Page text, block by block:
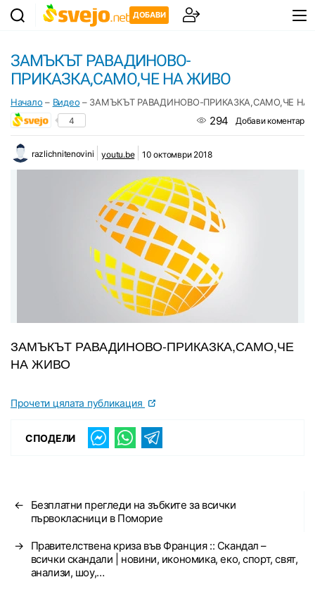
ДОБАВИ
ЗАМЪКЪТ РАВАДИНОВО-
ПРИКАЗКА,САМО,ЧЕ НА ЖИВО
Начало – Видео – ЗАМЪКЪТ РАВАДИНОВО-ПРИКАЗКА,САМО,ЧЕ НА
4 294 Добави коментар
razlichnitenovini youtu.be 10 октомври 2018
ЗАМЪКЪТ РАВАДИНОВО-ПРИКАЗКА,САМО,ЧЕ
НА ЖИВО
Прочети цялата публикация
СПОДЕЛИ
←
Безплатни прегледи на зъбките за всички
първокласници в Поморие
→
Правителствена криза във Франция :: Скандал –
всички скандали | новини, икономика, еко, спорт, свят,
анализи, шоу,…